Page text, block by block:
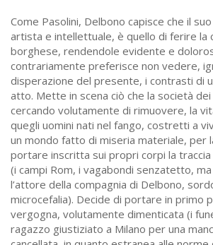
Come Pasolini, Delbono capisce che il
artista e intellettuale, è quello di ferire la
borghese, rendendole evidente e
contrariamente preferisce non vedere,
disperazione del presente, i contrasti di
atto. Mette in scena ciò che la società
cercando volutamente di rimuovere, la
quegli uomini nati nel fango, costretti a
un mondo fatto di miseria materiale, per
portare inscritta sui propri corpi la
(i campi Rom, i vagabondi senzatetto,
l’attore della compagnia di Delbono,
microcefalia). Decide di portare in primo
vergogna, volutamente dimenticata (i
ragazzo giustiziato a Milano per una